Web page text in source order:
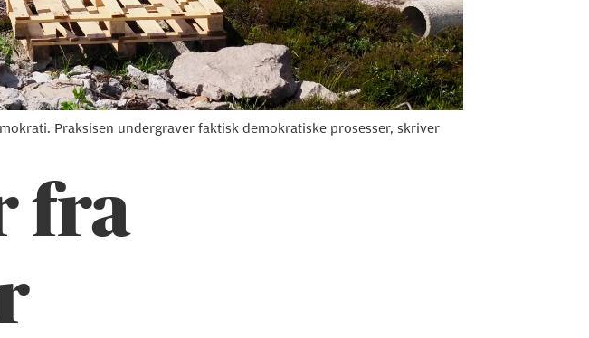
Praksisen undergraver faktisk demokratiske prosesser, skriver
fra